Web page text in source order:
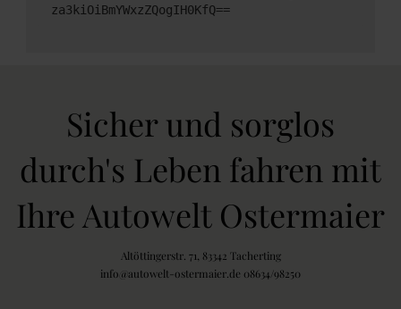
za3kiOiBmYWxzZQogIH0KfQ==
Sicher und sorglos
durch's Leben fahren mit
Ihre Autowelt Ostermaier
Altöttingerstr. 71, 83342 Tacherting
info@autowelt-ostermaier.de 08634/98250